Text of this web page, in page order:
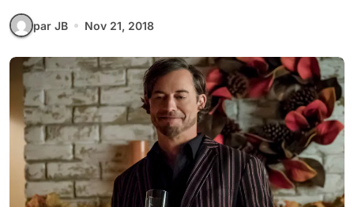
par JB Nov 21, 2018